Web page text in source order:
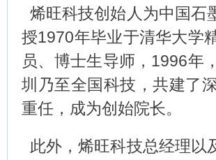
烯旺科技创始人为中国石
授1970年毕业于清华大学
员、博士生导师，1996年
圳乃至全国科技，共建了
重任，成为创始院长。
此外，烯旺科技总经理以